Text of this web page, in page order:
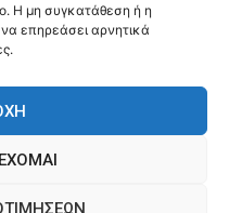
Η μη συγκατάθεση ή η
επηρεάσει αρνητικά
YOUTUBE